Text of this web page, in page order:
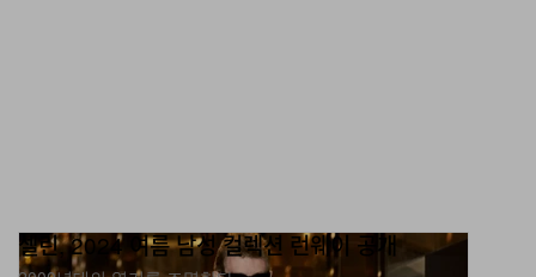
셀린, 2024 여름 남성 컬렉션 런웨이 공개